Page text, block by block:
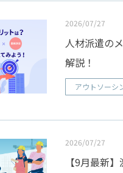
2026/07/27
人材派遣の
解説！
アウトソーシ
2026/07/27
【9月最新